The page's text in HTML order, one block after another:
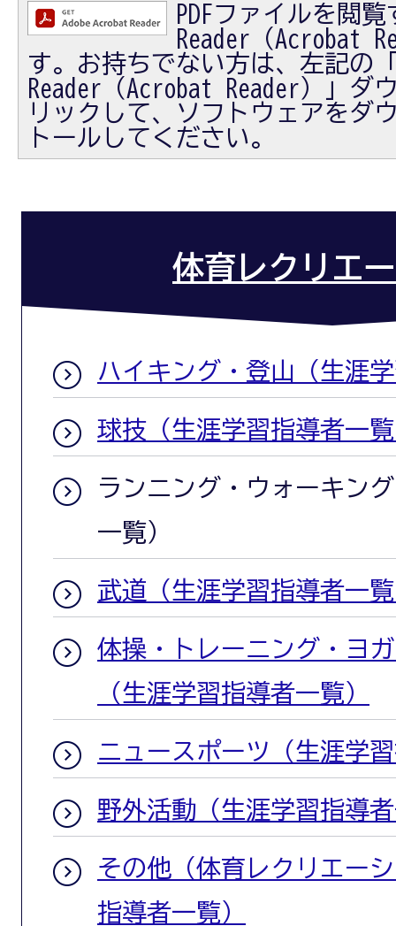
PDFファイルを閲
Reader（Acrobat
す。お持ちでない方は、左記の
Reader（Acrobat Reader）」ダ
リックして、ソフトウェアをダ
トールしてください。
体育レクリエ
ハイキング・登山（生涯
球技（生涯学習指導者一
ランニング・ウォーキン
一覧）
武道（生涯学習指導者一
体操・トレーニング・ヨ
（生涯学習指導者一覧）
ニュースポーツ（生涯学
野外活動（生涯学習指導
その他（体育レクリエー
指導者一覧）